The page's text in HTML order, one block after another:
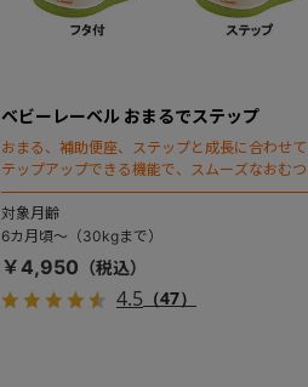
ベビーレーベル おまるでステップ
おまる、補助便座、ステップと成長に合わせて
テップアップできる機能で、スムーズなおむつ
ずれを促します。※パイルカバー付き。
対象月齢
6カ月頃～（30kgまで）
￥4,950
4.5 （47）